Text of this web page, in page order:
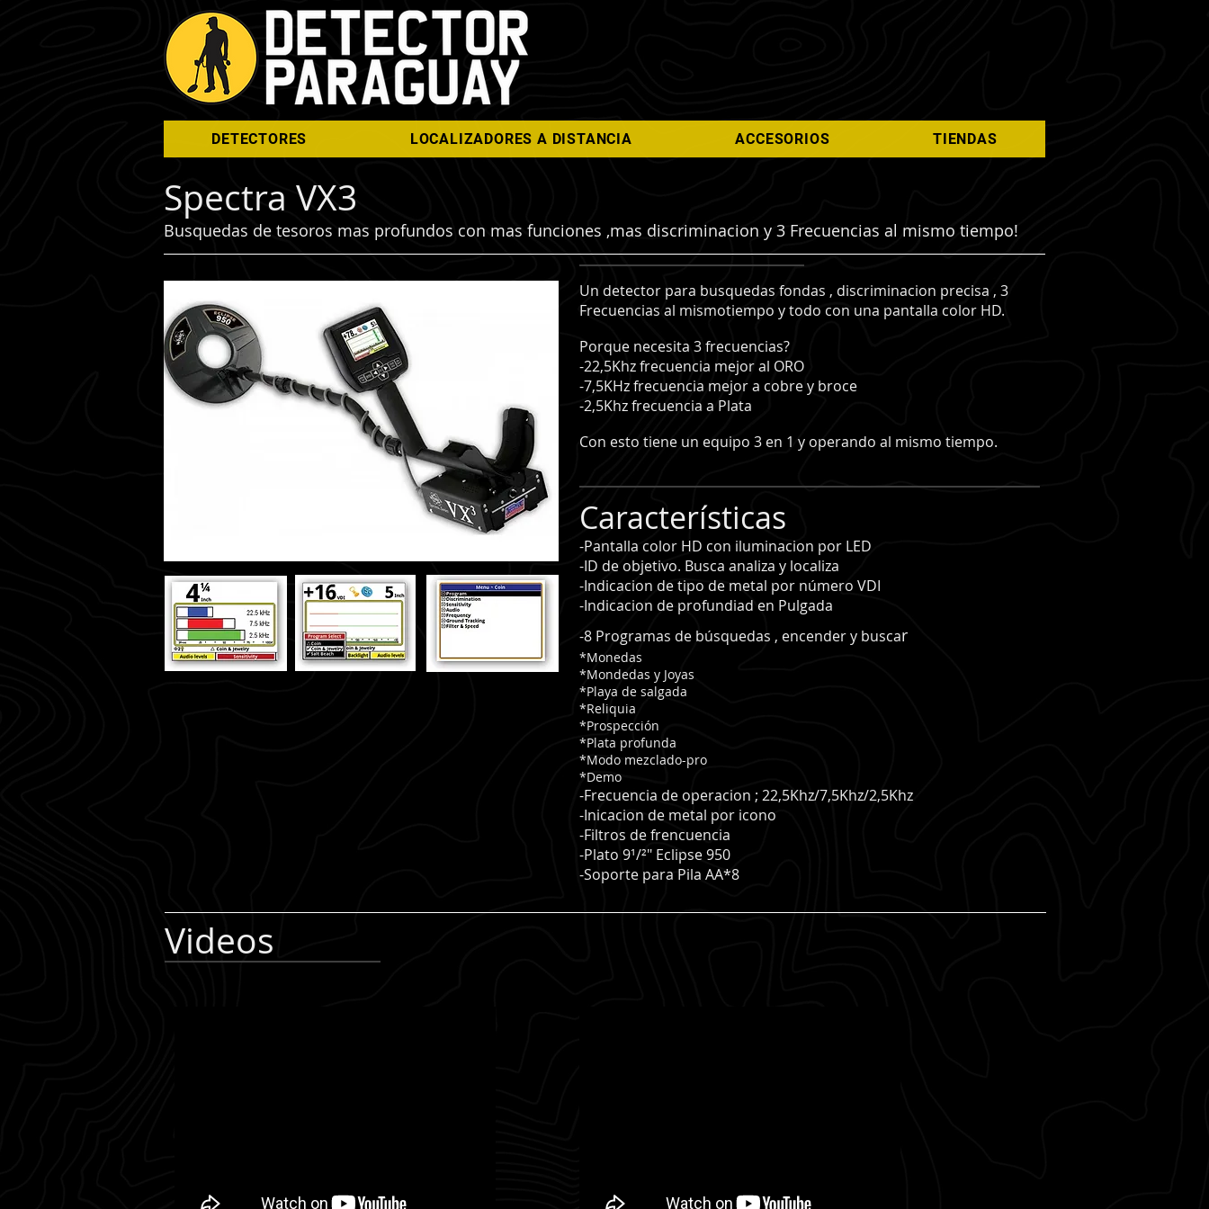
DETECTORES LOCALIZADORES A DISTANCIA ACCESORIOS TIENDAS
Spectra VX3
Busquedas de tesoros mas profundos con mas funciones ,mas discriminacion y 3 Frecuencias al mismo tiempo!
Un detector para busquedas fondas , discriminacion precisa , 3
Frecuencias al mismotiempo y todo con una pantalla color HD.
Porque necesita 3 frecuencias?
-22,5Khz frecuencia mejor al ORO
-7,5KHz frecuencia mejor a cobre y broce
-2,5Khz frecuencia a Plata
Con esto tiene un equipo 3 en 1 y operando al mismo tiempo.
Características
-Pantalla color HD con iluminacion por LED
-ID de objetivo. Busca analiza y localiza
-Indicacion de tipo de metal por número VDI
-Indicacion de profundiad en Pulgada
-8 Programas de búsquedas , encender y buscar
*Monedas
*Mondedas y Joyas
*Playa de salgada
*Reliquia
*Prospección
*Plata profunda
*Modo mezclado-pro
*Demo
-Frecuencia de operacion ; 22,5Khz/7,5Khz/2,5Khz
-Inicacion de metal por icono
-Filtros de frencuencia
-Plato 9¹/²" Eclipse 950
-Soporte para Pila AA*8
Videos